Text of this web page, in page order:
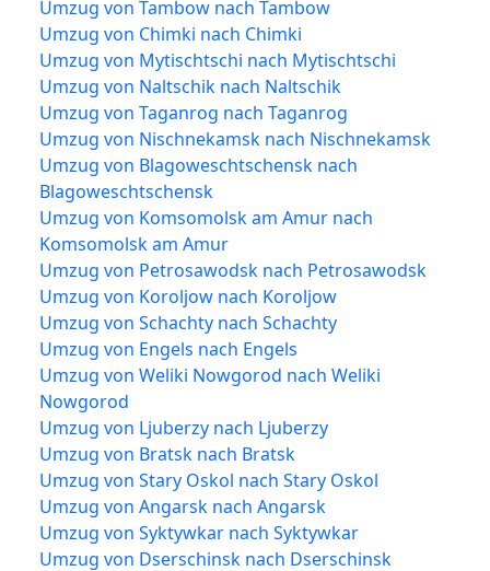
Umzug von Tambow nach Tambow
Umzug von Chimki nach Chimki
Umzug von Mytischtschi nach Mytischtschi
Umzug von Naltschik nach Naltschik
Umzug von Taganrog nach Taganrog
Umzug von Nischnekamsk nach Nischnekamsk
Umzug von Blagoweschtschensk nach
Blagoweschtschensk
Umzug von Komsomolsk am Amur nach
Komsomolsk am Amur
Umzug von Petrosawodsk nach Petrosawodsk
Umzug von Koroljow nach Koroljow
Umzug von Schachty nach Schachty
Umzug von Engels nach Engels
Umzug von Weliki Nowgorod nach Weliki
Nowgorod
Umzug von Ljuberzy nach Ljuberzy
Umzug von Bratsk nach Bratsk
Umzug von Stary Oskol nach Stary Oskol
Umzug von Angarsk nach Angarsk
Umzug von Syktywkar nach Syktywkar
Umzug von Dserschinsk nach Dserschinsk